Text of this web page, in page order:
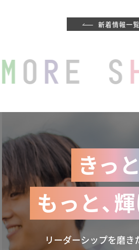
新着情報一覧
ORE SH
きっと
もっと、
リーダーシップを磨き